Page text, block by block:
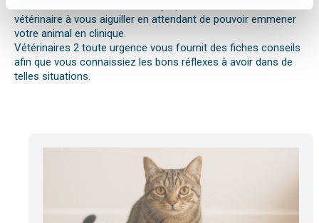
vétérinaire à vous aiguiller en attendant de pouvoir emmener
votre animal en clinique.
Vétérinaires 2 toute urgence vous fournit des fiches conseils
afin que vous connaissiez les bons réflexes à avoir dans de
telles situations.